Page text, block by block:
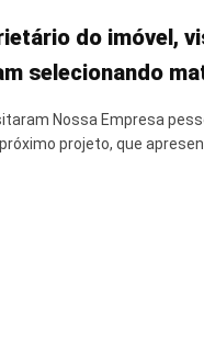
do imóvel,
selecionando
novo design em
Nossa Empresa
projeto, que